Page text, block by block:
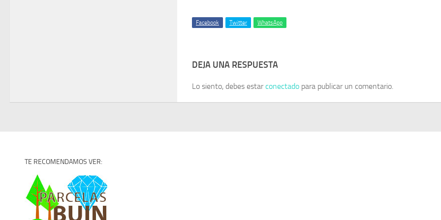
Facebook Twitter WhatsApp
DEJA UNA RESPUESTA
Lo siento, debes estarconectado para publicar un comentario.
TE RECOMENDAMOS VER: